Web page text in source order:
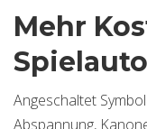
Mehr
Angeschaltet
Abspannung,